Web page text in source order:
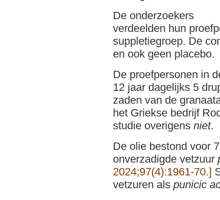
De onderzoekers
verdeelden hun
suppletiegroep. De
en ook geen placebo.
De proefpersonen in
12 jaar dagelijks 5
zaden van de
het Griekse bedrijf
studie overigens niet.
De olie bestond voor
onverzadigde vetzuur
2024;97(4):1961-70.]
vetzuren als punicic